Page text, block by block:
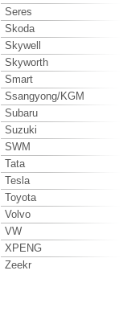
Seres
Skoda
Skywell
Skyworth
Smart
Ssangyong/KGM
Subaru
Suzuki
SWM
Tata
Tesla
Toyota
Volvo
VW
XPENG
Zeekr